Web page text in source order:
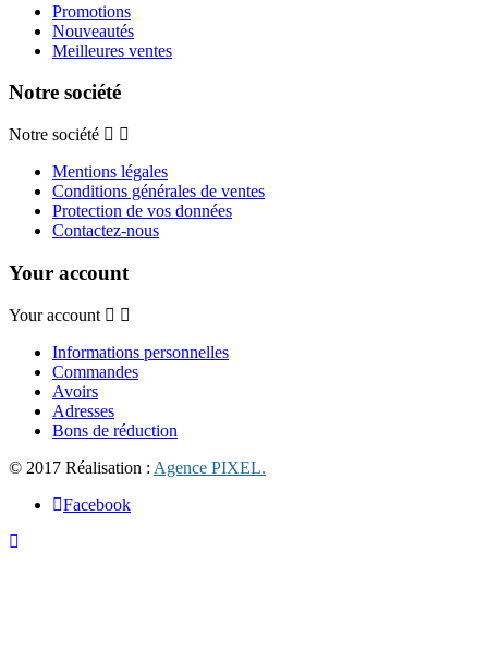
Promotions
Nouveautés
Meilleures ventes
Notre société
Notre société
Mentions légales
Conditions générales de ventes
Protection de vos données
Contactez-nous
Your account
Your account
Informations personnelles
Commandes
Avoirs
Adresses
Bons de réduction
© 2017 Réalisation : Agence PIXEL.
Facebook